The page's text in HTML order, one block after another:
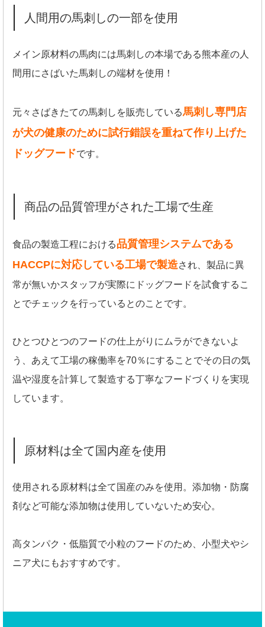
人間用の馬刺しの一部を使用
メイン原材料の馬肉には馬刺しの本場である熊本産の人
間用にさばいた馬刺しの端材を使用！
元々さばきたての馬刺しを販売している馬刺し専門店
が犬の健康のために試行錯誤を重ねて作り上げた
ドッグフードです。
商品の品質管理がされた工場で生産
食品の製造工程における品質管理システムである
HACCPに対応している工場で製造され、製品に異
常が無いかスタッフが実際にドッグフードを試食するこ
とでチェックを行っているとのことです。
ひとつひとつのフードの仕上がりにムラができないよ
う、あえて工場の稼働率を70％にすることでその日の気
温や湿度を計算して製造する丁寧なフードづくりを実現
しています。
原材料は全て国内産を使用
使用される原材料は全て国産のみを使用。添加物・防腐
剤など可能な添加物は使用していないため安心。
高タンパク・低脂質で小粒のフードのため、小型犬やシ
ニア犬にもおすすめです。